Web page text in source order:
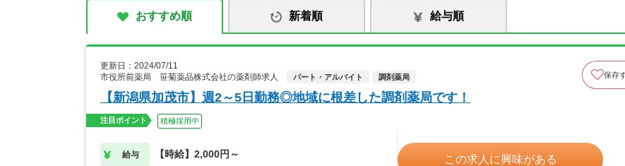
おすすめ順 新着順 給与順
更新日：2024/07/11
市役所前薬局 笹菊薬品株式会社の薬剤師求人
パート・アルバイト 調剤薬局 保存
【新潟県加茂市】週2～5日勤務◎地域に根差した調剤薬局です！
注目ポイント 積極採用中
給与 【時給】2,000円～ この求人に興味がある